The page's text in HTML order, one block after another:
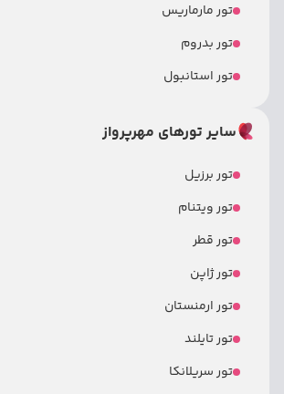
تور مارماریس
تور بدروم
تور استانبول
سایر تورهای مهرپرواز
تور برزیل
تور ویتنام
تور قطر
تور ژاپن
تور ارمنستان
تور تایلند
تور سریلانکا